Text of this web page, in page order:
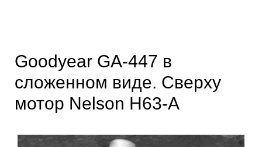
Goodyear GA-447 в
сложенном виде. Сверху
мотор Nelson Н63-А